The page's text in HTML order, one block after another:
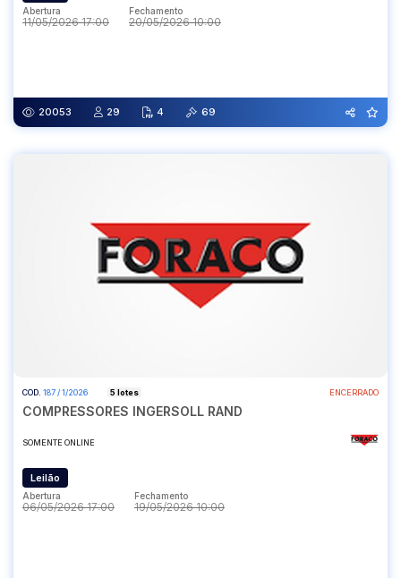
Abertura
11/05/2026 17:00
Fechamento
20/05/2026 10:00
20053 29 4 69
COD. 187 / 1/2026 5 lotes ENCERRADO
COMPRESSORES INGERSOLL RAND
SOMENTE ONLINE
Leilão
Abertura
06/05/2026 17:00
Fechamento
19/05/2026 10:00